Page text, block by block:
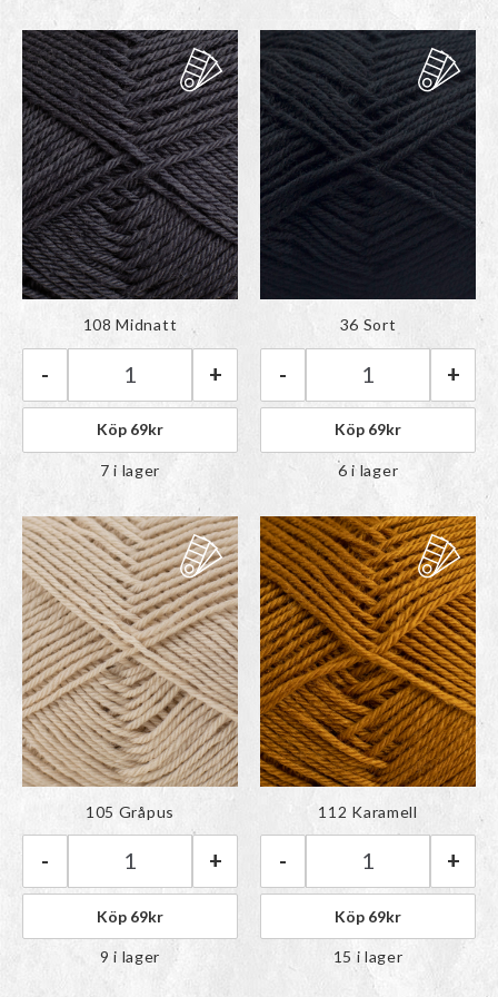
Färgen har lagts till i
paletten
Rauma Babygarn | 108 Midnatt mängd
- +
108 Midnatt
Köp 69kr
7 i lager
Färgen har lagts till i
paletten
Rauma
- +
36 Sort
Köp 69kr
6 i lager
Färgen har lagts till i
paletten
Rauma Babygarn | 105 Gråpus mängd
- +
105 Gråpus
Köp 69kr
9 i lager
Färgen har lagts till i
paletten
Rauma
- +
112 Karamell
Köp 69kr
15 i lager